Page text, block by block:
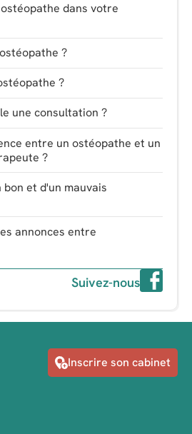
dans votre
?
?
une consultation ?
entre un ostéopathe et un
?
et d'un mauvais
annonces entre
Suivez-nous
Inscrire son cabinet